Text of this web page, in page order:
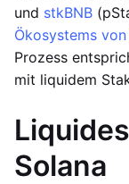
und stkBNB
Ökosystems
Prozess
mit liquidem
Solana